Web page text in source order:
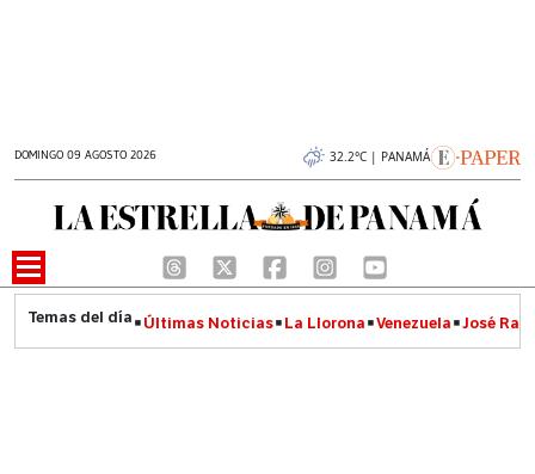
DOMINGO 09 AGOSTO 2026 32.2°C | PANAMÁ
Últimas Noticias La Llorona Venezuela José